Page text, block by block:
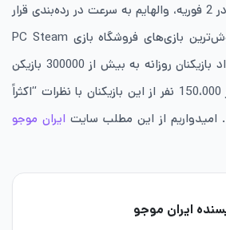
باید گفت از زمان انتشار در 2 فوریه، والهایم به سرعت در رده‌بندی قرار
گرفت و به یکی از پرفروش‌ترین بازی‌های فروشگاه بازی PC Steam
تبدیل شد. همچنین تعداد بازیکنان روزانه به بیش از 300000 بازیکن
افزایش یافت و بیشتر از 150،000 نفر از این بازیکنان با نظرات “اکثراً
امیدواریم از این مطلب سایت ایران موجو
ایران موجو